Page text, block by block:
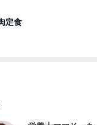
定食